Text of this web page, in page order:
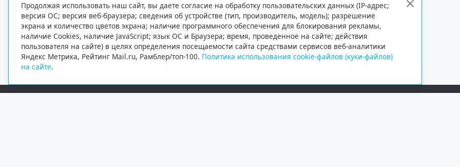
Продолжая использовать наш сайт, вы даете согласие на обработку пользовательских данных (IP-адрес;
версия ОС; версия веб-браузера; сведения об устройстве (тип, производитель, модель); разрешение
экрана и количество цветов экрана; наличие программного обеспечения для блокирования рекламы,
наличие Cookies, наличие JavaScript; язык ОС и Браузера; время, проведенное на сайте; действия
пользователя на сайте) в целях определения посещаемости сайта средствами сервисов веб-аналитики
Яндекс Метрика, Рейтинг Mail.ru, Рамблер/топ-100. Политика использования cookie-файлов (куки-файлов)
на сайте.